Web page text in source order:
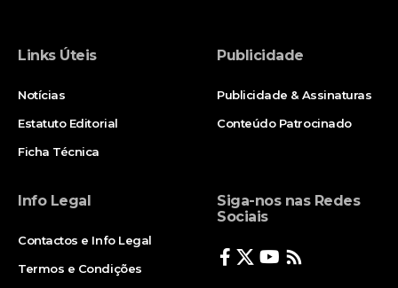
Links Úteis
Notícias
Estatuto Editorial
Ficha Técnica
Publicidade
Publicidade & Assinaturas
Conteúdo Patrocinado
Info Legal
Contactos e Info Legal
Termos e Condições
Siga-nos nas Redes
Sociais